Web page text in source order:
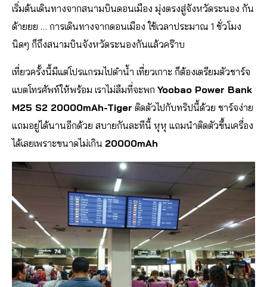
เริ่มต้นเดินทางจากสนามบินดอนเมือง มุ่งตรงสู่จังหวัดระนอง กัน
ด้ายยย … การเดินทางจากดอนเมือง ใช้เวลาประมาณ 1 ชั่วโมง
นิดๆ ก็ถึงสนามบินจังหวัดระนองกันแล้วคร๊าบ
เที่ยวครั้งนี้มีแต่โปรแกรมไปดำน้ำ เที่ยวเกาะ ก็ต้องเตรียมตัวชาร์จ
แบตโทรศัพท์ให้พร้อม เราไม่ลืมที่จะพก Yoobao Power Bank
M25 S2 20000mAh-Tiger ติดตัวไปกับทริปนี้ด้วย ชาร์จง่าย
แถมอยู่ได้นานอีกด้วย สบายกันละทีนี้ หุหุ แถมนำติดตัวขึ้นเครื่อง
ได้เลยเพราะขนาดไม่เกิน 20000mAh